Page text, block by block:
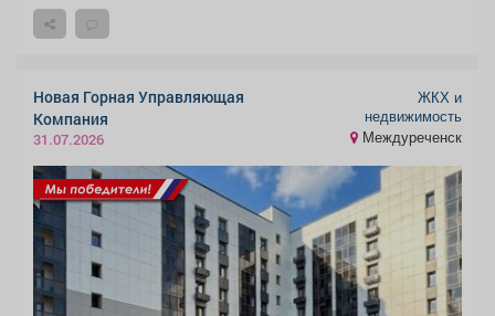
Новая Горная Управляющая
Компания
31.07.2026
ЖКХ и
недвижимость
Междуреченск